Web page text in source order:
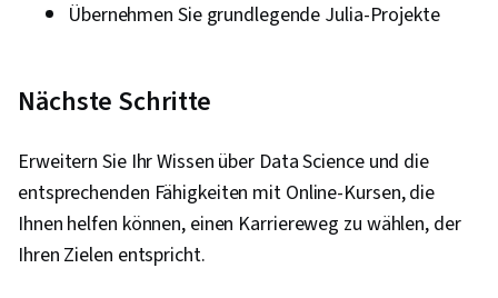
Übernehmen Sie grundlegende Julia-Projekte
Nächste Schritte
Erweitern Sie Ihr Wissen über Data Science und die
entsprechenden Fähigkeiten mit Online-Kursen, die
Ihnen helfen können, einen Karriereweg zu wählen, der
Ihren Zielen entspricht.